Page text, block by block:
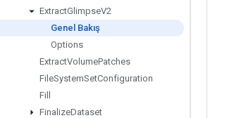
ExtractGlimpseV2
Genel Bakış
Options
ExtractVolumePatches
FileSystemSetConfiguration
Fill
FinalizeDataset